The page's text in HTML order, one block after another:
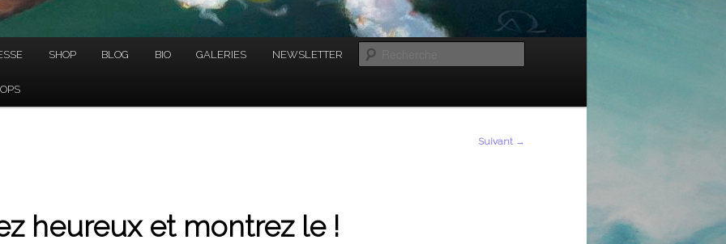
SHOP BLOG BIO GALERIES NEWSLETTER
Suivant →
heureux et montrez le !